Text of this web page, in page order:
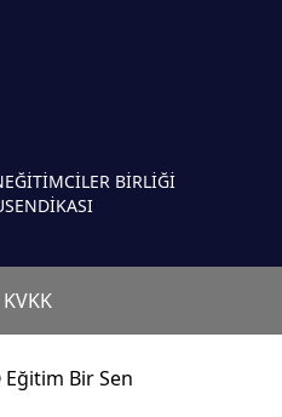
EĞİTİMCİLER BİRLİĞİ
SENDİKASI
Bir Sen